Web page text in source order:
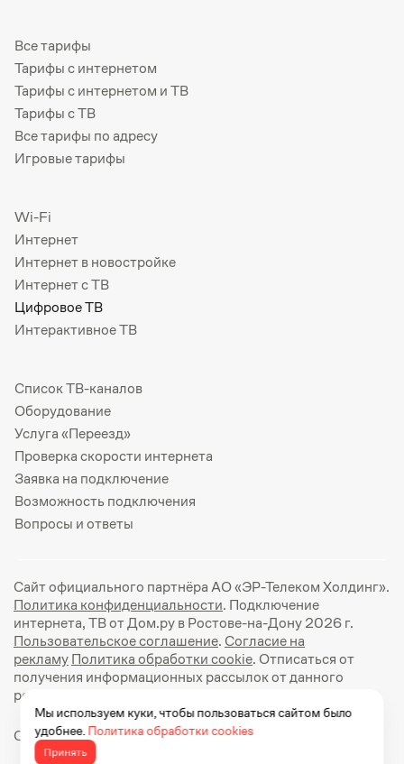
Все тарифы
Тарифы с интернетом
Тарифы с интернетом и ТВ
Тарифы с ТВ
Все тарифы по адресу
Игровые тарифы
Wi-Fi
Интернет
Интернет в новостройке
Интернет с ТВ
Цифровое ТВ
Интерактивное ТВ
Список ТВ-каналов
Оборудование
Услуга «Переезд»
Проверка скорости интернета
Заявка на подключение
Возможность подключения
Вопросы и ответы
Сайт официального партнёра АО «ЭР-Телеком Холдинг».
Политика конфиденциальности. Подключение
интернета, ТВ от Дом.ру в Ростове-на-Дону 2026 г.
Пользовательское соглашение. Согласие на
рекламуПолитика обработки cookie. Отписаться от
получения информационных рассылок от данного
ресурса можно на
Официальный сайт Дом.ру: https://dom.ru
Мы используем куки, чтобы пользоваться сайтом было
удобнее.Политика обработки cookies
Принять